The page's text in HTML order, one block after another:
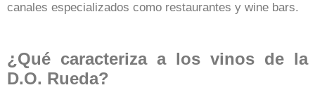
canales especializados como restaurantes y wine bars.
¿Qué caracteriza a los vinos de la
D.O. Rueda?